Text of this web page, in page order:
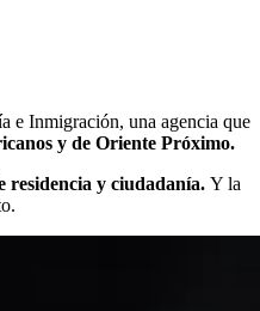
e Inmigración, una agencia que
y de Oriente Próximo.
residencia y ciudadanía. Y la